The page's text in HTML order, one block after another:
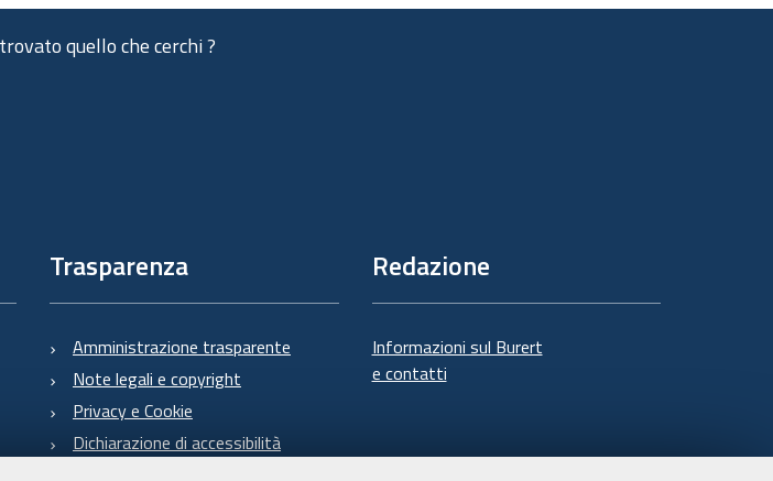
documento
quello che cerchi ?
Trasparenza
Amministrazione trasparente
Note legali e copyright
Privacy e Cookie
Dichiarazione di accessibilità
Redazione
Informazioni sul Burert
e contatti